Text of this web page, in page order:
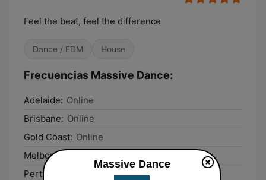
Feel the beat, feel the difference
Dance / EDM House
Frecuencias Massive Dance:
Adelaide: Online
Brisbane: Online
Gold Coast: Online
Melbourne:
Perth:
Massive Dance